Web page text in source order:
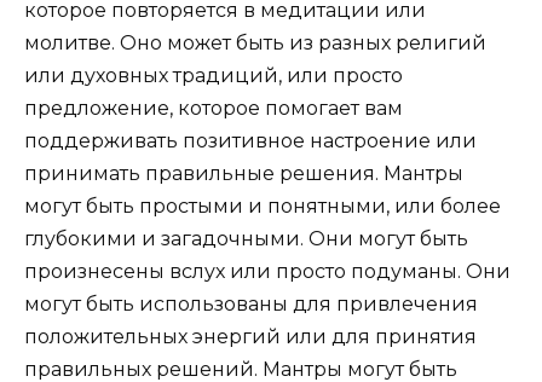
которое повторяется в медитации или
молитве. Оно может быть из разных религий
или духовных традиций, или просто
предложение, которое помогает вам
поддерживать позитивное настроение или
принимать правильные решения. Мантры
могут быть простыми и понятными, или более
глубокими и загадочными. Они могут быть
произнесены вслух или просто подуманы. Они
могут быть использованы для привлечения
положительных энергий или для принятия
правильных решений. Мантры могут быть